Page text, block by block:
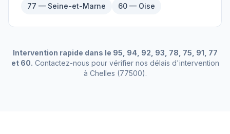
77 — Seine-et-Marne
60 — Oise
Intervention rapide dans le 95, 94, 92, 93, 78, 75, 91, 77
et 60. Contactez-nous pour vérifier nos délais d'intervention
à Chelles (77500).